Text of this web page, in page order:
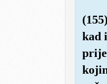
kad